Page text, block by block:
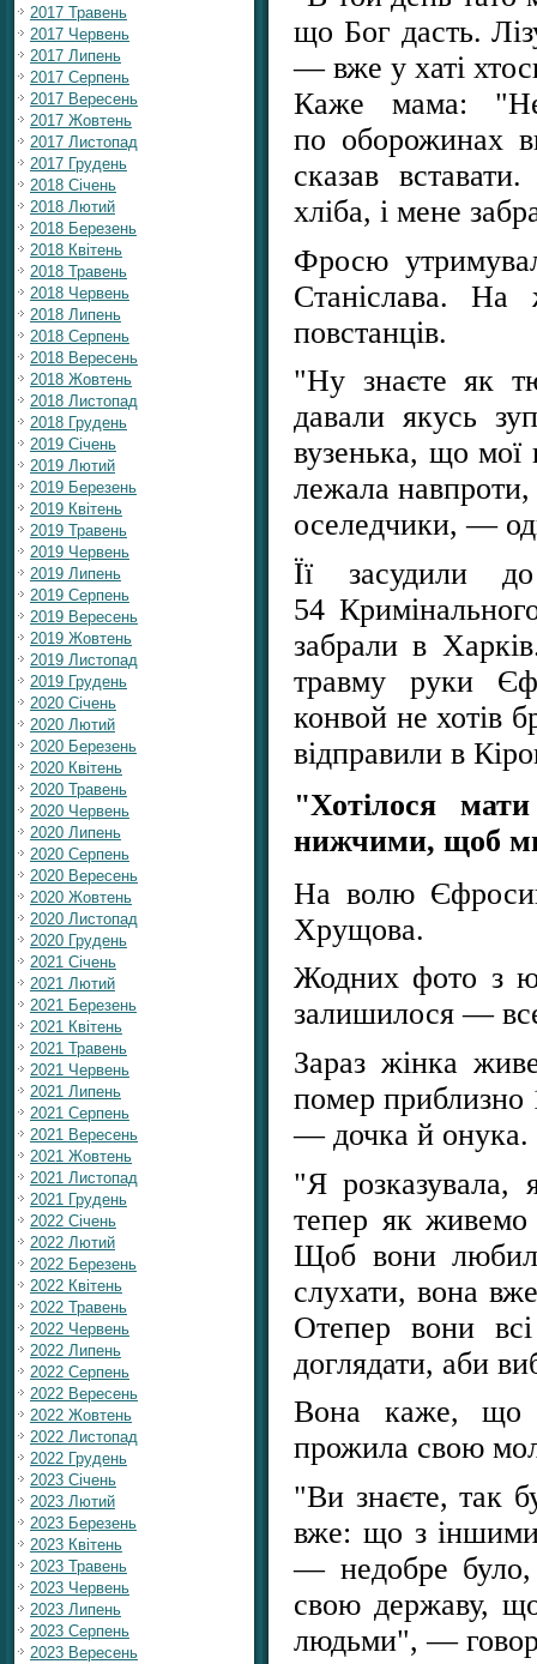
2017 Травень
2017 Червень
2017 Липень
2017 Серпень
2017 Вересень
2017 Жовтень
2017 Листопад
2017 Грудень
2018 Січень
2018 Лютий
2018 Березень
2018 Квітень
2018 Травень
2018 Червень
2018 Липень
2018 Серпень
2018 Вересень
2018 Жовтень
2018 Листопад
2018 Грудень
2019 Січень
2019 Лютий
2019 Березень
2019 Квітень
2019 Травень
2019 Червень
2019 Липень
2019 Серпень
2019 Вересень
2019 Жовтень
2019 Листопад
2019 Грудень
2020 Січень
2020 Лютий
2020 Березень
2020 Квітень
2020 Травень
2020 Червень
2020 Липень
2020 Серпень
2020 Вересень
2020 Жовтень
2020 Листопад
2020 Грудень
2021 Січень
2021 Лютий
2021 Березень
2021 Квітень
2021 Травень
2021 Червень
2021 Липень
2021 Серпень
2021 Вересень
2021 Жовтень
2021 Листопад
2021 Грудень
2022 Січень
2022 Лютий
2022 Березень
2022 Квітень
2022 Травень
2022 Червень
2022 Липень
2022 Серпень
2022 Вересень
2022 Жовтень
2022 Листопад
2022 Грудень
2023 Січень
2023 Лютий
2023 Березень
2023 Квітень
2023 Травень
2023 Червень
2023 Липень
2023 Серпень
2023 Вересень
що Бог дасть.
— вже у хаті
Каже мама:
по оборожинах
сказав
хліба, і мене
Фросю
Станіслава.
повстанців.
"Ну знаєте як
давали якусь
вузенька, що мої
лежала
оселедчики, —
Її засудили
54
забрали в
травму руки
конвой не хотів
відправили в
"Хотілося
нижчими, щоб
На волю
Хрущова.
Жодних фото з
залишилося —
Зараз жінка
помер приблизно
— дочка й онука.
"Я
тепер як
Щоб вони
слухати, вона
Отепер вони
доглядати, аби
Вона каже, що
прожила свою
"Ви знаєте, так
вже: що з
— недобре було,
свою державу,
людьми", —